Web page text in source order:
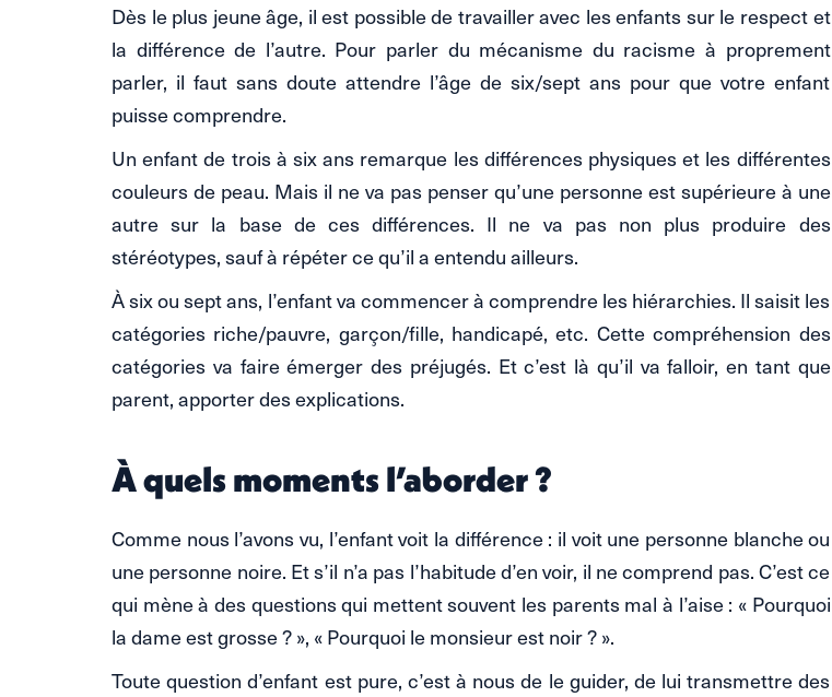
Dès le plus jeune âge, il est possible de travailler avec les enfants sur le respect et
la différence de l’autre. Pour parler du mécanisme du racisme à proprement
parler, il faut sans doute attendre l’âge de six/sept ans pour que votre enfant
puisse comprendre.
Un enfant de trois à six ans remarque les différences physiques et les différentes
couleurs de peau. Mais il ne va pas penser qu’une personne est supérieure à une
autre sur la base de ces différences. Il ne va pas non plus produire des
stéréotypes, sauf à répéter ce qu’il a entendu ailleurs.
À six ou sept ans, l’enfant va commencer à comprendre les hiérarchies. Il saisit les
catégories riche/pauvre, garçon/fille, handicapé, etc. Cette compréhension des
catégories va faire émerger des préjugés. Et c’est là qu’il va falloir, en tant que
parent, apporter des explications.
À quels moments l’aborder ?
Comme nous l’avons vu, l’enfant voit la différence : il voit une personne blanche ou
une personne noire. Et s’il n’a pas l’habitude d’en voir, il ne comprend pas. C’est ce
qui mène à des questions qui mettent souvent les parents mal à l’aise : « Pourquoi
la dame est grosse ? », « Pourquoi le monsieur est noir ? ».
Toute question d’enfant est pure, c’est à nous de le guider, de lui transmettre des